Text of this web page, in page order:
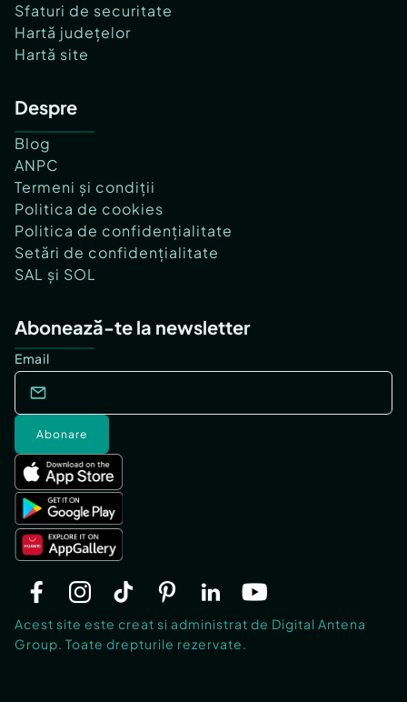
Sfaturi de securitate
Hartă județelor
Hartă site
Despre
Blog
ANPC
Termeni și condiții
Politica de cookies
Politica de confidențialitate
Setări de confidențialitate
SAL și SOL
Abonează-te la newsletter
Email
Abonare
Acest site este creat si administrat de Digital Antena
Group. Toate drepturile rezervate.